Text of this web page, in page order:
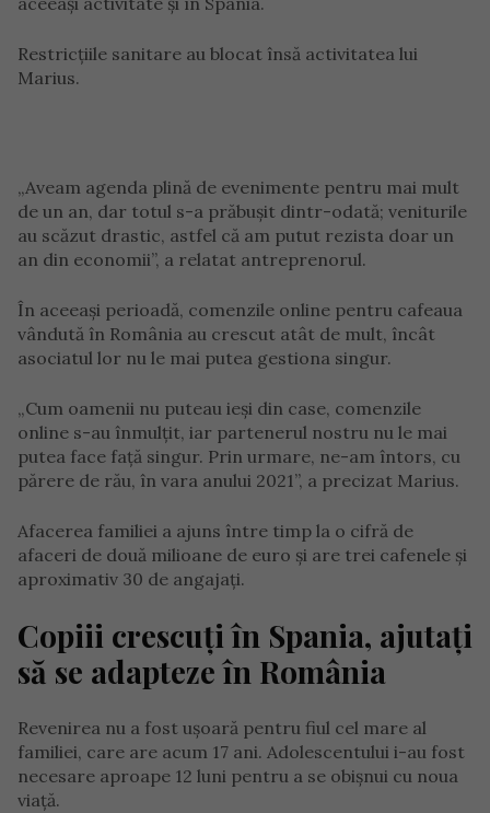
Restricțiile sanitare au blocat însă activitatea lui
Marius.
„Aveam agenda plină de evenimente pentru mai mult
de un an, dar totul s-a prăbușit dintr-odată; veniturile
au scăzut drastic, astfel că am putut rezista doar un
an din economii”, a relatat antreprenorul.
În aceeași perioadă, comenzile online pentru cafeaua
vândută în România au crescut atât de mult, încât
asociatul lor nu le mai putea gestiona singur.
„Cum oamenii nu puteau ieși din case, comenzile
online s-au înmulțit, iar partenerul nostru nu le mai
putea face față singur. Prin urmare, ne-am întors, cu
părere de rău, în vara anului 2021”, a precizat Marius.
Afacerea familiei a ajuns între timp la o cifră de
afaceri de două milioane de euro și are trei cafenele și
aproximativ 30 de angajați.
Copiii crescuți în Spania, ajutați
să se adapteze în România
Revenirea nu a fost ușoară pentru fiul cel mare al
familiei, care are acum 17 ani. Adolescentului i-au fost
necesare aproape 12 luni pentru a se obișnui cu noua
viață.